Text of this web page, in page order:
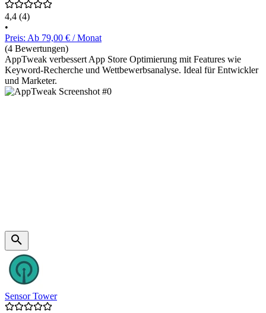
4,4 (4)
•
Preis: Ab 79,00 € / Monat
(4 Bewertungen)
AppTweak verbessert App Store Optimierung mit Features wie
Keyword-Recherche und Wettbewerbsanalyse. Ideal für Entwickler
und Marketer.
Sensor Tower